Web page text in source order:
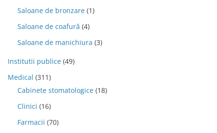
Saloane de bronzare (1)
Saloane de coafură (4)
Saloane de manichiura (3)
Institutii publice (49)
Medical (311)
Cabinete stomatologice (18)
Clinici (16)
Farmacii (70)